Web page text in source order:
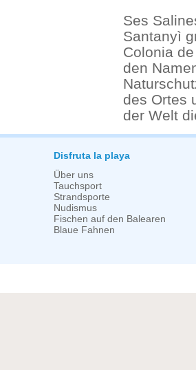
Ses
Santanyì
Colonia
den
des Ortes
der Welt
Disfruta la playa
Über uns
Tauchsport
Strandsporte
Nudismus
Fischen auf den Balearen
Blaue Fahnen